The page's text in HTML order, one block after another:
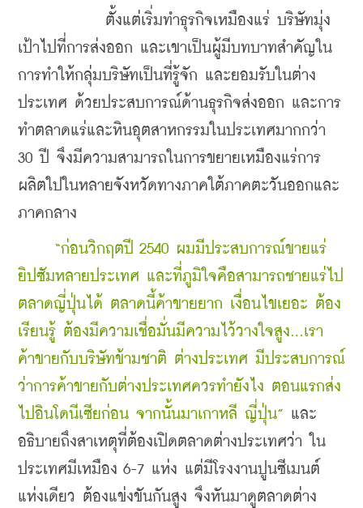
เป้าไปที่การส่งออก และเขาเป็นผู้มีบทบาทสำคัญใน
การทำให้กลุ่มบริษัทเป็นที่รู้จัก และยอมรับในต่าง
ประเทศ ด้วยประสบการณ์ด้านธุรกิจส่งออก และการ
ทำตลาดแร่และหินอุตสาหกรรมในประเทศมากกว่า
30 ปี จึงมีความสามารถในการขยายเหมืองแร่การ
ผลิตใปในหลายจังหวัดทางภาคใต้ภาคตะวันออกและ
ภาคกลาง
“ก่อนวิกฤตปี 2540 ผมมีประสบการณ์ขายแร่
ยิปซัมหลายประเทศ และที่ภูมิใจคือสามารถชายแร่ไป
ตลาดญี่ปุ่นได้ ตลาดนี้ค้าขายยาก เงื่อนไขเยอะ ต้อง
เรียนรู้ ต้องมีความเชื่อมั่นมีความไว้วางใจสูง...เรา
ค้าขายกับบริษัทข้ามชาติ ต่างประเทศ มีประสบการณ์
ว่าการค้าขายกับต่างประเทศควรทำยังไง ตอนแรกส่ง
ไปอินโดนีเซียก่อน จากนั้นมาเกาหลี ญี่ปุ่น” และ
อธิบายถึงสาเหตุที่ต้องเปิดตลาดต่างประเทศว่า ใน
ประเทศมีเหมือง 6-7 แห่ง แต่มีโรงงานปูนซีเมนต์
แห่งเดียว ต้องแข่งขันกันสูง จึงหันมาดูตลาดต่าง